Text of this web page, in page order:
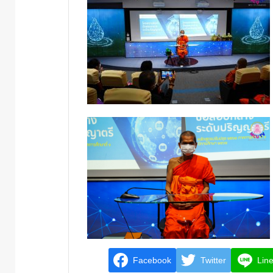
Facebook Twitter Line